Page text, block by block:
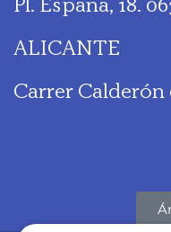
ALICANTE
Carrer Calderón